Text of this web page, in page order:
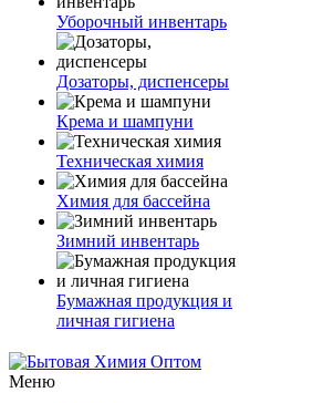
Уборочный инвентарь
Дозаторы, диспенсеры
Крема и шампуни
Техническая химия
Химия для бассейна
Зимний инвентарь
Бумажная продукция и
личная гигиена
Меню